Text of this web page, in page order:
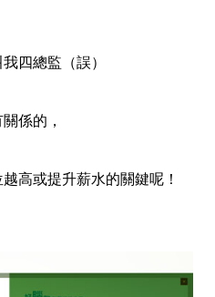
四總監（誤）
係的，
高或提升薪水的關鍵呢！